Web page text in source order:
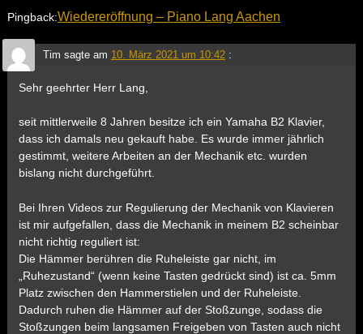
Pingback:Wiedereröffnung – Piano Lang Aachen
Tim sagte am 10. März 2021 um 10:42 :
Sehr geehrter Herr Lang,
seit mittlerweile 8 Jahren besitze ich ein Yamaha B2 Klavier,
dass ich damals neu gekauft habe. Es wurde immer jährlich
gestimmt, weitere Arbeiten an der Mechanik etc. wurden
bislang nicht durchgeführt.
Bei Ihren Videos zur Regulierung der Mechanik von Klavieren
ist mir aufgefallen, dass die Mechanik in meinem B2 scheinbar
nicht richtig reguliert ist:
Die Hämmer berühren die Ruheleiste gar nicht, im
„Ruhezustand“ (wenn keine Tasten gedrückt sind) ist ca. 5mm
Platz zwischen den Hammerstielen und der Ruheleiste.
Dadurch ruhen die Hämmer auf der Stoßzunge, sodass die
Stoßzungen beim langsamen Freigeben von Tasten auch nicht